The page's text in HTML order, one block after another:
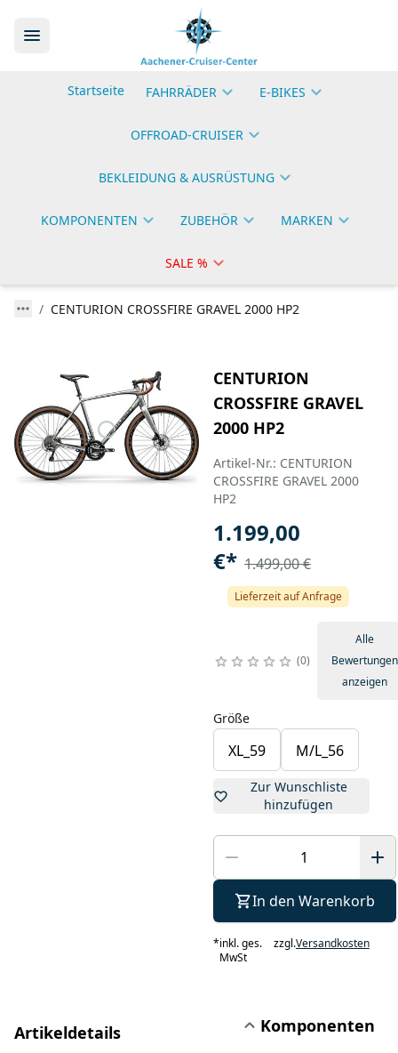
Startseite FAHRRÄDER E-BIKES
OFFROAD-CRUISER
BEKLEIDUNG & AUSRÜSTUNG
KOMPONENTEN ZUBEHÖR MARKEN
SALE %
CENTURION CROSSFIRE GRAVEL 2000 HP2
CENTURION
CROSSFIRE GRAVEL
2000 HP2
Artikel-Nr.: CENTURION
CROSSFIRE GRAVEL 2000
HP2
1.199,00
€* 1.499,00 €
Lieferzeit auf Anfrage
0
Alle
Bewertungen
anzeigen
Größe
XL_59 M/L_56
Zur Wunschliste
hinzufügen
In den Warenkorb
*inkl. ges.
MwSt
zzgl.Versandkosten
Artikeldetails Komponenten